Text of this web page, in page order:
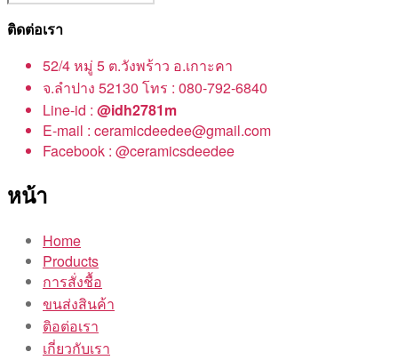
ติดต่อเรา
52/4 หมู่ 5 ต.วังพร้าว อ.เกาะคา
จ.ลำปาง 52130 โทร : 080-792-6840
Line-id : @idh2781m
E-mail : ceramicdeedee@gmail.com
Facebook : @ceramicsdeedee
หน้า
Home
Products
การสั่งชื้อ
ขนส่งสินค้า
ติอต่อเรา
เกี่ยวกับเรา